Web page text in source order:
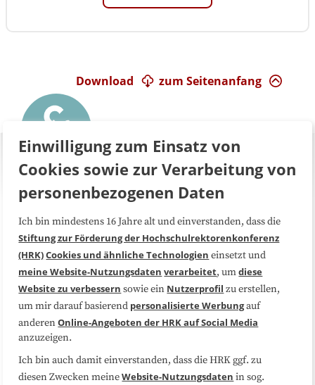
zum Seitenanfang
Download
Über uns FAQ
Medienarbeit Kooperationen
Datenschutzerklärung Impressum
Sitemap
Folgen Sie uns
Einwilligung zum Einsatz von
Cookies sowie zur Verarbeitung von
personenbezogenen Daten
Ich bin mindestens 16 Jahre alt und einverstanden, dass die
Stiftung zur Förderung der Hochschulrektorenkonferenz
(HRK)Cookies und ähnliche Technologien einsetzt und
meine Website-Nutzungsdaten verarbeitet, umdiese
Website zu verbessern sowie ein Nutzerprofil zu erstellen,
um mir darauf basierend personalisierte Werbungauf
anderenOnline-Angeboten der HRK auf Social Media
anzuzeigen.
Ich bin auch damit einverstanden, dass die HRK ggf. zu
diesen Zwecken meineWebsite-Nutzungsdaten in sog.